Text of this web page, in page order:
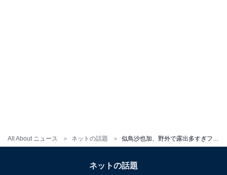
All About ニュース ネットの話題
ネットの話題